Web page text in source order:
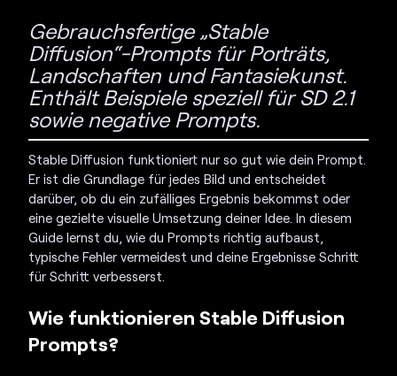
Gebrauchsfertige „Stable
Diffusion“-Prompts für Porträts,
Landschaften und Fantasiekunst.
Enthält Beispiele speziell für SD 2.1
sowie negative Prompts.
Stable Diffusion funktioniert nur so gut wie dein Prompt.
Er ist die Grundlage für jedes Bild und entscheidet
darüber, ob du ein zufälliges Ergebnis bekommst oder
eine gezielte visuelle Umsetzung deiner Idee. In diesem
Guide lernst du, wie du Prompts richtig aufbaust,
typische Fehler vermeidest und deine Ergebnisse Schritt
für Schritt verbesserst.
Wie funktionieren Stable Diffusion
Prompts?